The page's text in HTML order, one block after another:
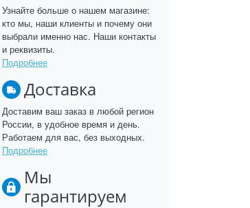
Узнайте больше о нашем магазине:
кто мы, наши клиенты и почему они
выбрали именно нас. Наши контакты
и реквизиты.
Подробнее
Доставка
Доставим ваш заказ в любой регион
России, в удобное время и день.
Работаем для вас, без выходных.
Подробнее
Мы
гарантируем